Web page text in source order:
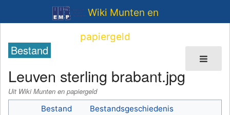
Wiki Munten en
papiergeld
Bestand
Leuven sterling brabant.jpg
Uit Wiki Munten en papiergeld
Bestand
Bestandsgeschiedenis